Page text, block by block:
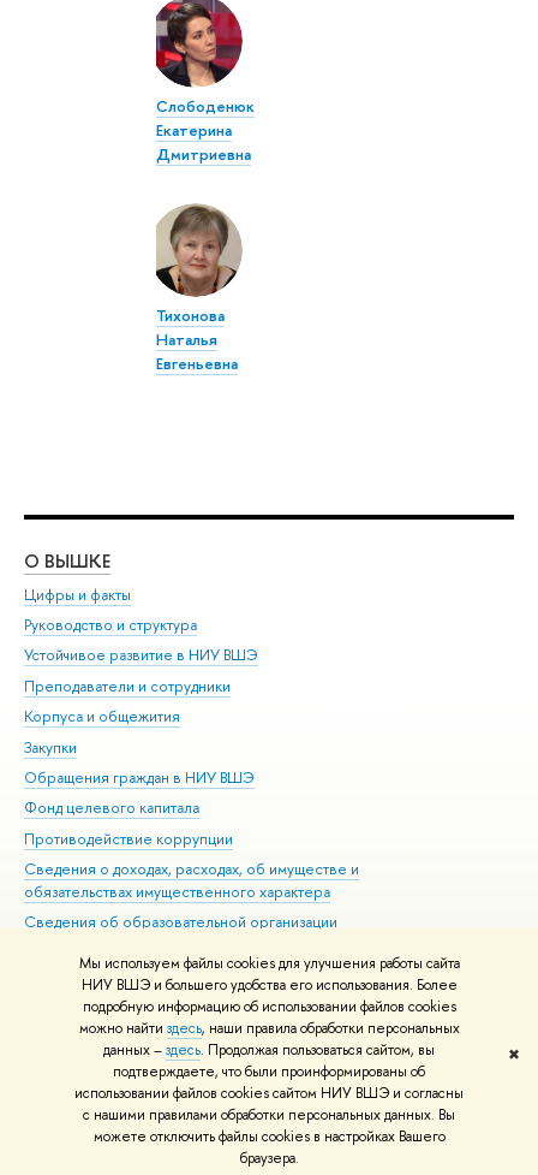
Мы используем файлы cookies для улучшения работы сайта
НИУ ВШЭ и большего удобства его использования. Более
подробную информацию об использовании файлов cookies
можно найти здесь, наши правила обработки персональных
данных –здесь. Продолжая пользоваться сайтом, вы
подтверждаете, что были проинформированы об
использовании файлов cookies сайтом НИУ ВШЭ и согласны
с нашими правилами обработки персональных данных. Вы
можете отключить файлы cookies в настройках Вашего
браузера.
✖
Слободенюк
Екатерина
Дмитриевна
Тихонова
Наталья
Евгеньевна
О ВЫШКЕ
Цифры и факты
Руководство и структура
Устойчивое развитие в НИУ ВШЭ
Преподаватели и сотрудники
Корпуса и общежития
Закупки
Обращения граждан в НИУ ВШЭ
Фонд целевого капитала
Противодействие коррупции
Сведения о доходах, расходах, об имуществе и
обязательствах имущественного характера
Сведения об образовательной организации
Людям с ограниченными возможностями здоровья
Единая платежная страница
Работа в Вышке
© НИУ ВШЭ 1993–2026 Адреса и контакты Условия использования
материалов Политика конфиденциальности Карта сайта
Шрифты HSE Sans и HSE Slab разработаны вШколе дизайна НИУ ВШЭ